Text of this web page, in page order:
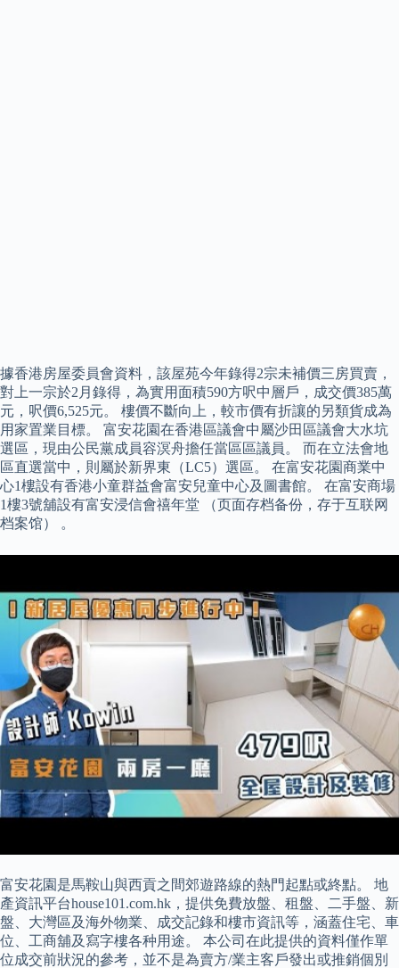
據香港房屋委員會資料，該屋苑今年錄得2宗未補價三房買賣，
對上一宗於2月錄得，為實用面積590方呎中層戶，成交價385萬
元，呎價6,525元。 樓價不斷向上，較市價有折讓的另類貨成為
用家置業目標。 富安花園在香港區議會中屬沙田區議會大水坑
選區，現由公民黨成員容溟舟擔任當區區議員。 而在立法會地
區直選當中，則屬於新界東（LC5）選區。 在富安花園商業中
心1樓設有香港小童群益會富安兒童中心及圖書館。 在富安商場
1樓3號舖設有富安浸信會禧年堂 （页面存档备份，存于互联网
档案馆） 。
富安花園是馬鞍山與西貢之間郊遊路線的熱門起點或終點。 地
產資訊平台house101.com.hk，提供免費放盤、租盤、二手盤、新
盤、大灣區及海外物業、成交記錄和樓市資訊等，涵蓋住宅、車
位、工商舖及寫字樓各种用途。 本公司在此提供的資料僅作單
位成交前狀況的參考，並不是為賣方/業主客戶發出或推銷個別